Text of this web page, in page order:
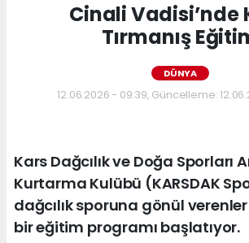
Cinali Vadisi’nde
Tırmanış
DÜNYA
12.06.2026 - 09:39, Güncelleme:
Kars Dağcılık ve Doğa Sporları
Kurtarma Kulübü (KARSDAK
dağcılık sporuna gönül
bir eğitim programı başlatıyor.